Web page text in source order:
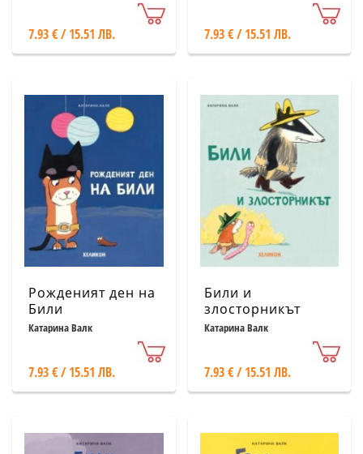
7.93 € / 15.51 ЛВ. 7.93 € / 15.51 ЛВ.
Рожденият ден на
Били
Катарина Валк
7.93 € / 15.51 ЛВ.
Били и
злосторникът
Катарина Валк
7.93 € / 15.51 ЛВ.